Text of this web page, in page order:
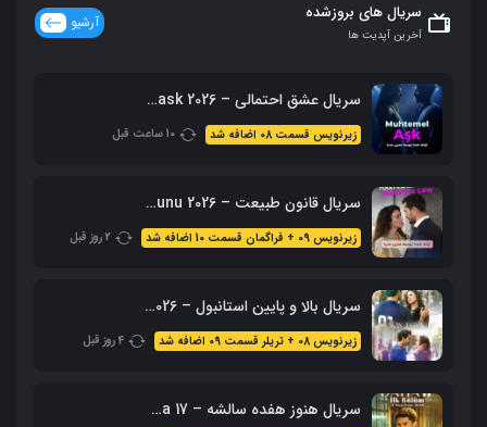
سریال های بروزشده
آخرین آپدیت ها
آرشیو
سریال عشق احتمالی – Muhtemel ask 2026 محصول ShowTV
زیرنویس قسمت 08 اضافه شد 10 ساعت قبل
سریال قانون طبیعت – 2026 Doganin Kanunu – نسخه کامل
زیرنویس 09 + فراگمان قسمت 10 اضافه شد 2 روز قبل
سریال بالا و پایین استانبول – 2026 Alti Ustu Istanbul (نسخه کامل)
زیرنویس 08 + تریلر قسمت 09 اضافه شد 4 روز قبل
سریال هنوز هفده سالشه – Daha 17 محصول 2026 + زیرنویس فارسی